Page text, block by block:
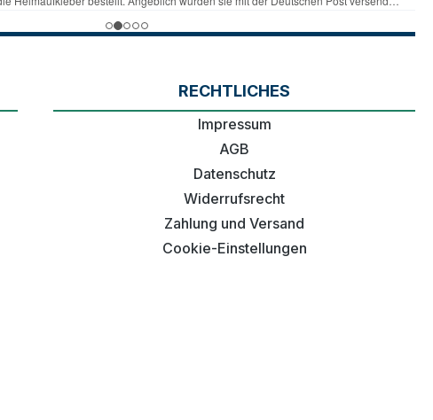
RECHTLICHES
Impressum
AGB
Datenschutz
Widerrufsrecht
Zahlung und Versand
Cookie-Einstellungen